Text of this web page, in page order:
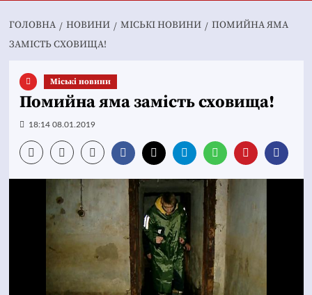
ГОЛОВНА НОВИНИ MІСЬКІ НОВИНИ
ПОМИЙНА ЯМА
ЗАМІСТЬ СХОВИЩА!
Mіські новини
Помийна яма замість сховища!
18:14 08.01.2019